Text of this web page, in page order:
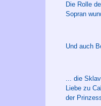
Die Rolle
Sopran
Und auch
... die
Liebe zu
der